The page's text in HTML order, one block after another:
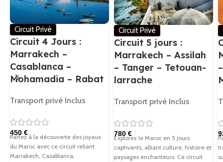
Circuit Privé
Circuit 4 Jours :
Marrakech –
Casablanca –
Mohamadia – Rabat
Transport privé Inclus
€
Partez à la découverte des joyaux
du Maroc avec ce circuit reliant
Marrakech, Casablanca,
Circuit Privé
Circuit 5 jours :
Marrakech – Assilah
– Tanger – Tetouan-
larrache
Transport privé Inclus
€
Explorez le Maroc en 5 jours
captivants, alliant culture, histoire et
paysages enchanteurs. Ce circuit